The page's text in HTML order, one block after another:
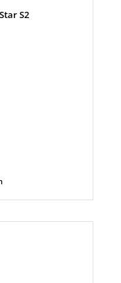
S2